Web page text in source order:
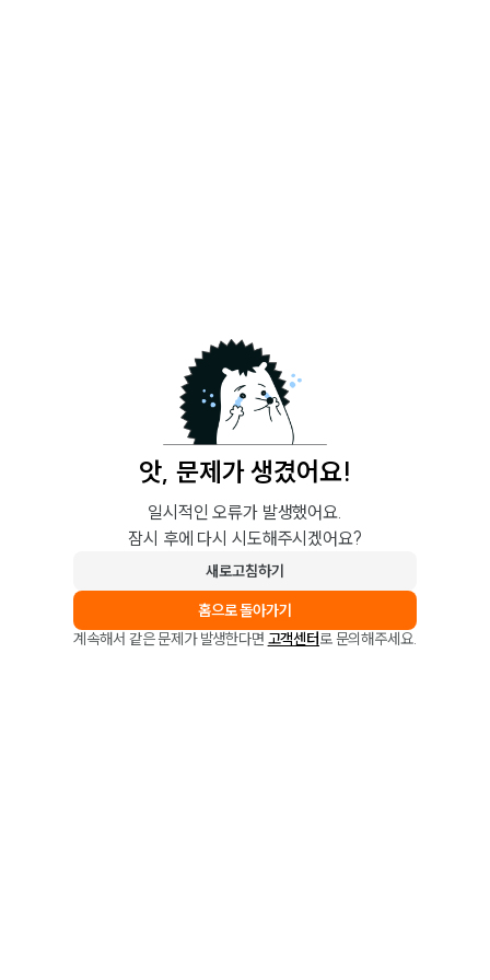
앗, 문제가 생겼어요!
일시적인 오류가 발생했어요.
잠시 후에 다시 시도해주시겠어요?
새로고침하기
홈으로 돌아가기
계속해서 같은 문제가 발생한다면 고객센터로 문의해주세요.